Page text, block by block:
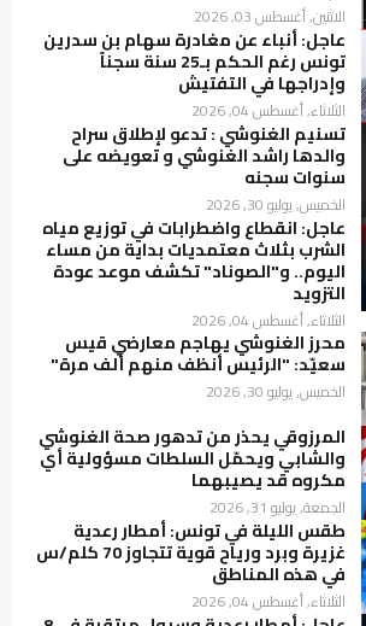
الاثنين, أغسطس 03, 2026
عاجل: أنباء عن مغادرة سهام بن سدرين
تونس رغم الحكم بـ25 سنة سجناً
وإدراجها في التفتيش
الثلاثاء, أغسطس 04, 2026
تسنيم الغنوشي : تدعو لإطلاق سراح
والدها راشد الغنوشي و تعويضه على
سنوات سجنه
الخميس, يوليو 30, 2026
عاجل: انقطاع واضطرابات في توزيع مياه
الشرب بثلاث معتمديات بداية من مساء
اليوم.. و"الصوناد" تكشف موعد عودة
التزويد
الثلاثاء, أغسطس 04, 2026
محرز الغنوشي يهاجم معارضي قيس
سعيّد: "الرئيس أنظف منهم ألف مرة"
الخميس, يوليو 30, 2026
المرزوقي يحذر من تدهور صحة الغنوشي
والشابي ويحمّل السلطات مسؤولية أي
مكروه قد يصيبهما
الجمعة, يوليو 31, 2026
طقس الليلة في تونس: أمطار رعدية
غزيرة وبرد ورياح قوية تتجاوز 70 كلم/س
في هذه المناطق
الثلاثاء, أغسطس 04, 2026